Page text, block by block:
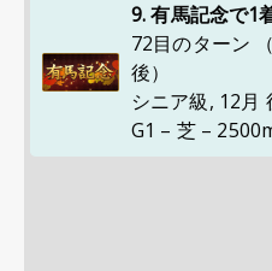
9. 有馬記念で1
72目のターン
後）
シニア級, 12月
G1 – 芝 –